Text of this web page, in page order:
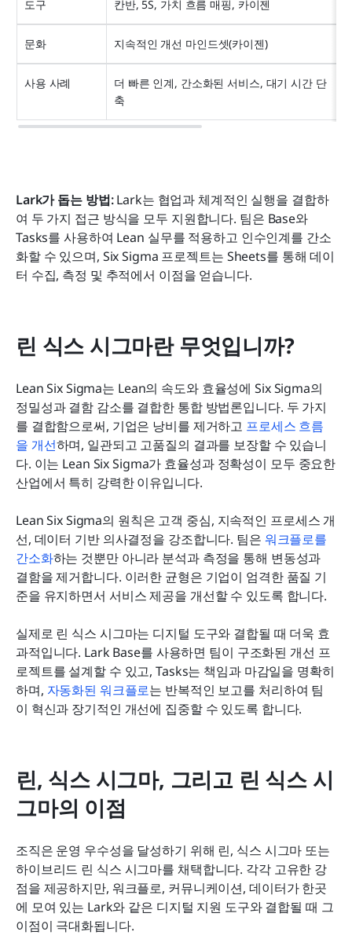
도구 칸반, 5S, 가치 흐름 매핑, 카이젠
문화 지속적인 개선 마인드셋(카이젠)
사용 사례
더 빠른 인계, 간소화된 서비스, 대기 시간 단
축
Lark가 돕는 방법: Lark는 협업과 체계적인 실행을 결합하
여 두 가지 접근 방식을 모두 지원합니다. 팀은 Base와
Tasks를 사용하여 Lean 실무를 적용하고 인수인계를 간소
화할 수 있으며, Six Sigma 프로젝트는 Sheets를 통해 데이
터 수집, 측정 및 추적에서 이점을 얻습니다.
린 식스 시그마란 무엇입니까?
Lean Six Sigma는 Lean의 속도와 효율성에 Six Sigma의
정밀성과 결함 감소를 결합한 통합 방법론입니다. 두 가지
를 결합함으로써, 기업은 낭비를 제거하고 프로세스 흐름
을 개선하며, 일관되고 고품질의 결과를 보장할 수 있습니
다. 이는 Lean Six Sigma가 효율성과 정확성이 모두 중요한
산업에서 특히 강력한 이유입니다.
Lean Six Sigma의 원칙은 고객 중심, 지속적인 프로세스 개
선, 데이터 기반 의사결정을 강조합니다. 팀은 워크플로를
간소화하는 것뿐만 아니라 분석과 측정을 통해 변동성과
결함을 제거합니다. 이러한 균형은 기업이 엄격한 품질 기
준을 유지하면서 서비스 제공을 개선할 수 있도록 합니다.
실제로 린 식스 시그마는 디지털 도구와 결합될 때 더욱 효
과적입니다. Lark Base를 사용하면 팀이 구조화된 개선 프
로젝트를 설계할 수 있고, Tasks는 책임과 마감일을 명확히
하며, 자동화된 워크플로는 반복적인 보고를 처리하여 팀
이 혁신과 장기적인 개선에 집중할 수 있도록 합니다.
린, 식스 시그마, 그리고 린 식스 시
그마의 이점
조직은 운영 우수성을 달성하기 위해 린, 식스 시그마 또는
하이브리드 린 식스 시그마를 채택합니다. 각각 고유한 강
점을 제공하지만, 워크플로, 커뮤니케이션, 데이터가 한곳
에 모여 있는 Lark와 같은 디지털 지원 도구와 결합될 때 그
이점이 극대화됩니다.